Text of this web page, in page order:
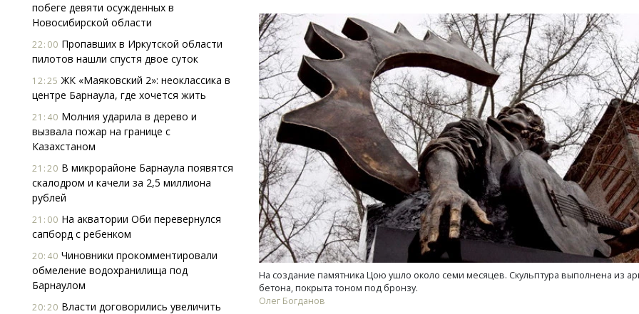
побеге девяти осужденных в
Новосибирской области
22:00 Пропавших в Иркутской области
пилотов нашли спустя двое суток
12:25 ЖК «Маяковский 2»: неоклассика в
центре Барнаула, где хочется жить
21:40 Молния ударила в дерево и
вызвала пожар на границе с
Казахстаном
21:20 В микрорайоне Барнаула появятся
скалодром и качели за 2,5 миллиона
рублей
21:00 На акватории Оби перевернулся
сапборд с ребенком
20:40 Чиновники прокомментировали
обмеление водохранилища под
Барнаулом
20:20 Власти договорились увеличить
На создание памятника Цою ушло около семи месяцев. Скульптура выполнена из
бетона, покрыта тоном под бронзу.
Олег Богданов
Тренд-2026: почему бамбуковые
панели меняют правила ремонта
ПОТРЕБИТЕЛЬ
«Мы видим живой
Руководитель газовой
об итогах пяти лет
вакансиях и подготовке
ЭНЕРГЕТИКА